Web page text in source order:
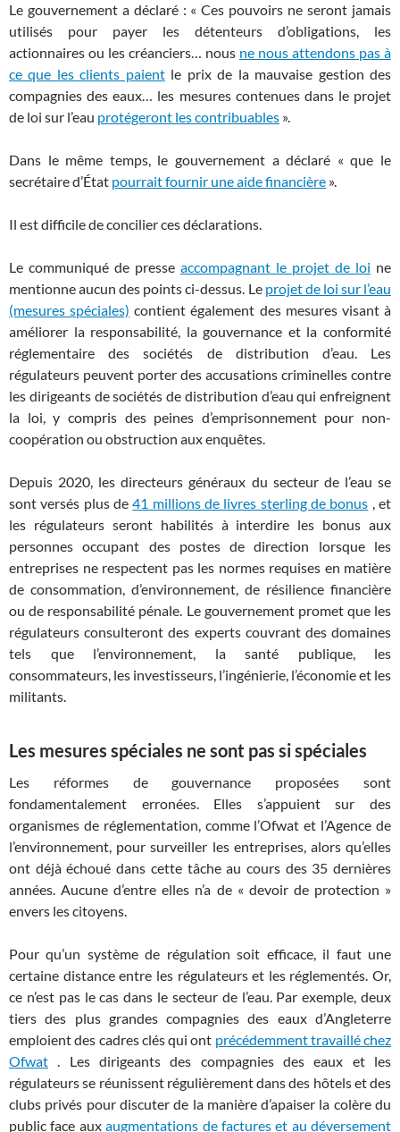
Le gouvernement a déclaré : « Ces pouvoirs ne seront jamais
utilisés pour payer les détenteurs d’obligations, les
actionnaires ou les créanciers… nous ne nous attendons pas à
ce que les clients paientle prix de la mauvaise gestion des
compagnies des eaux… les mesures contenues dans le projet
de loi sur l’eau protégeront les contribuables ».
Dans le même temps, le gouvernement a déclaré « que le
secrétaire d’État pourrait fournir une aide financière ».
Il est difficile de concilier ces déclarations.
Le communiqué de presse accompagnant le projet de loi ne
mentionne aucun des points ci-dessus. Le projet de loi sur l’eau
(mesures spéciales) contient également des mesures visant à
améliorer la responsabilité, la gouvernance et la conformité
réglementaire des sociétés de distribution d’eau. Les
régulateurs peuvent porter des accusations criminelles contre
les dirigeants de sociétés de distribution d’eau qui enfreignent
la loi, y compris des peines d’emprisonnement pour non-
coopération ou obstruction aux enquêtes.
Depuis 2020, les directeurs généraux du secteur de l’eau se
sont versés plus de41 millions de livres sterling de bonus , et
les régulateurs seront habilités à interdire les bonus aux
personnes occupant des postes de direction lorsque les
entreprises ne respectent pas les normes requises en matière
de consommation, d’environnement, de résilience financière
ou de responsabilité pénale. Le gouvernement promet que les
régulateurs consulteront des experts couvrant des domaines
tels que l’environnement, la santé publique, les
consommateurs, les investisseurs, l’ingénierie, l’économie et les
militants.
Les mesures spéciales ne sont pas si spéciales
Les réformes de gouvernance proposées sont
fondamentalement erronées. Elles s’appuient sur des
organismes de réglementation, comme l’Ofwat et l’Agence de
l’environnement, pour surveiller les entreprises, alors qu’elles
ont déjà échoué dans cette tâche au cours des 35 dernières
années. Aucune d’entre elles n’a de « devoir de protection »
envers les citoyens.
Pour qu’un système de régulation soit efficace, il faut une
certaine distance entre les régulateurs et les réglementés. Or,
ce n’est pas le cas dans le secteur de l’eau. Par exemple, deux
tiers des plus grandes compagnies des eaux d’Angleterre
emploient des cadres clés qui ont précédemment travaillé chez
Ofwat . Les dirigeants des compagnies des eaux et les
régulateurs se réunissent régulièrement dans des hôtels et des
clubs privés pour discuter de la manière d’apaiser la colère du
public face auxaugmentations de factures et au déversement